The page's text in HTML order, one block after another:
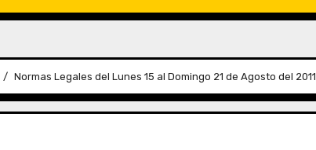
Normas Legales del Lunes 15 al Domingo 21 de Agosto del 2011